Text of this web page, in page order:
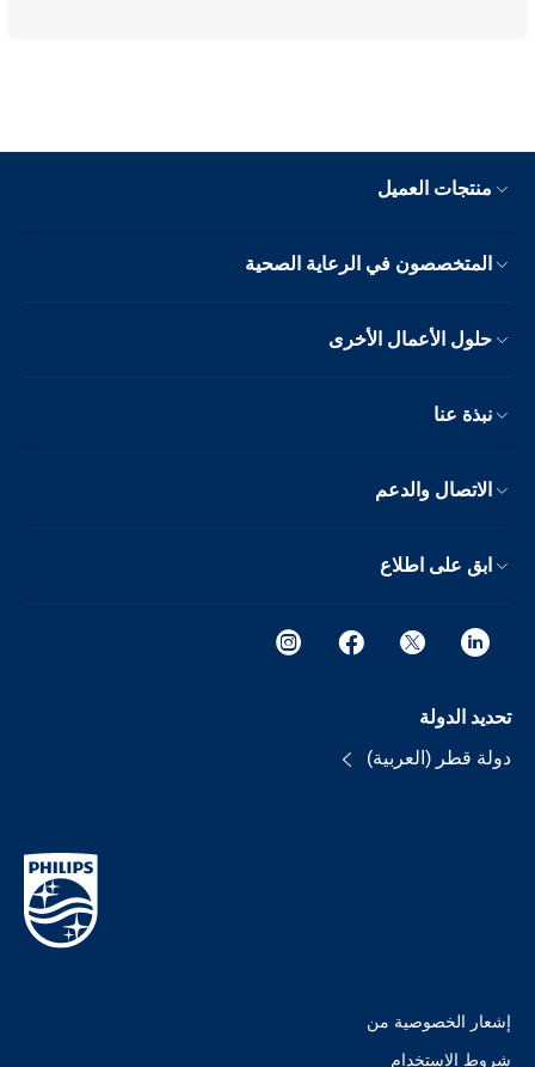
منتجات العميل
المتخصصون في الرعاية الصحية
حلول الأعمال الأخرى
نبذة عنا
الاتصال والدعم
ابق على اطلاع
تحديد الدولة
دولة قطر (العربية)
إشعار الخصوصية من
شروط الإستخدام